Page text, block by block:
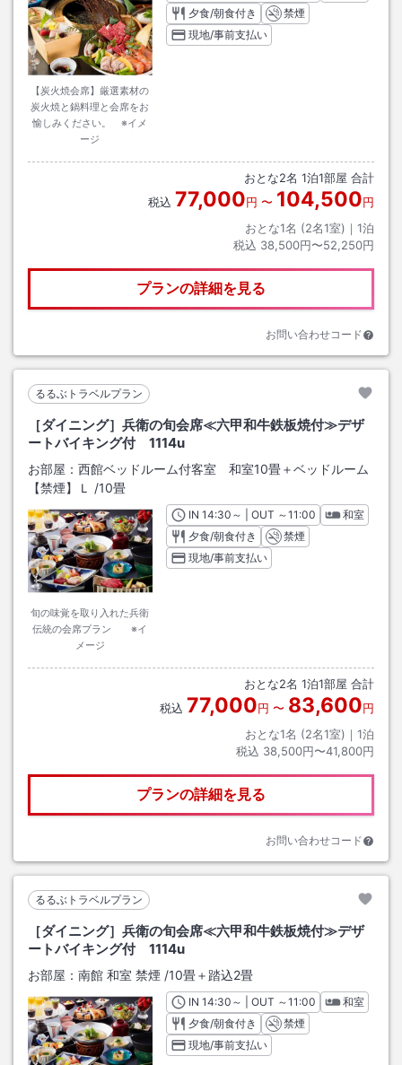
【炭火焼会席】厳選素材の
炭火焼と鍋料理と会席をお
愉しみください。 ※イメ
ージ
夕食/朝食付き
禁煙
現地/事前支払い
おとな2名 1泊1部屋 合計
税込 77,000円 〜 104,500円
おとな1名 (2名1室)｜ 1泊
税込 38,500円〜52,250円
プランの詳細を見る
お問い合わせコード
るるぶトラベルプラン
［ダイニング］兵衛の旬会席≪六甲和牛鉄板焼付≫デザ
ートバイキング付 1114u
お部屋： 西館ベッドルーム付客室 和室10畳＋ベッドルーム
【禁煙】Ｌ
/10畳
旬の味覚を取り入れた兵衛
伝統の会席プラン ※イ
メージ
INチェックイン
14:30 ～ | OUT チェックアウト
～11:00
和室
夕食/朝食付き
禁煙
現地/事前支払い
おとな2名 1泊1部屋 合計
税込 77,000円 〜 83,600円
おとな1名 (2名1室)｜ 1泊
税込 38,500円〜41,800円
プランの詳細を見る
お問い合わせコード
るるぶトラベルプラン
［ダイニング］兵衛の旬会席≪六甲和牛鉄板焼付≫デザ
ートバイキング付 1114u
お部屋： 南館 和室 禁煙 /10畳＋踏込2畳
INチェックイン
14:30 ～ | OUT チェックアウト
～11:00
和室
夕食/朝食付き
禁煙
現地/事前支払い